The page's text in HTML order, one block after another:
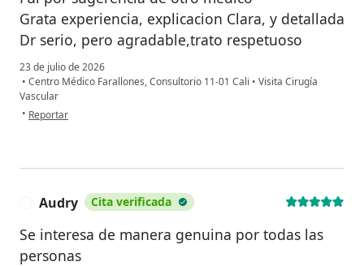
Grata experiencia, explicacion Clara, y detallada
Dr serio, pero agradable,trato respetuoso
23 de julio de 2026
• Centro Médico Farallones, Consultorio 11-01 Cali • Visita Cirugía
Vascular
• en opinión del usuario Sonia y. Velasco
Reportar
Audry Cita verificada
Se interesa de manera genuina por todas las
personas